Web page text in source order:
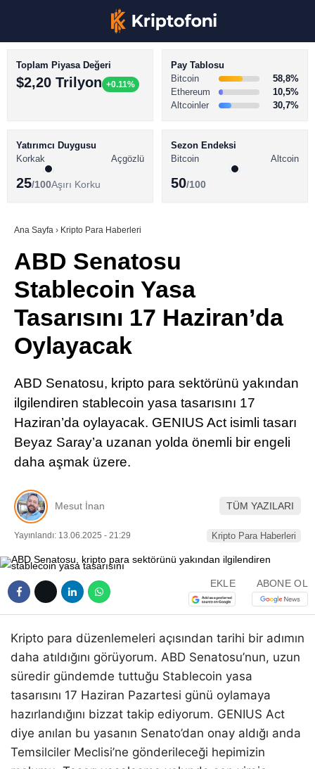
BİTCOİN HABERLERİ
ALTCOİN HABERLERİ
SÖZLÜK
Toplam Piyasa Değeri
$2,20 Trilyon +0.11%
Pay Tablosu
Bitcoin
58,8%
Ethereum
10,5%
Altcoinler
30,7%
Yatırımcı Duygusu
Korkak
Açgözlü
25/100Aşırı Korku
Sezon Endeksi
Bitcoin
Altcoin
50/100
Ana Sayfa › Kripto Para Haberleri
ABD Senatosu
Stablecoin Yasa
Tasarısını 17 Haziran’da
Oylayacak
ABD Senatosu, kripto para sektörünü yakından
ilgilendiren stablecoin yasa tasarısını 17
Haziran’da oylayacak. GENIUS Act isimli tasarı
Beyaz Saray’a uzanan yolda önemli bir engeli
daha aşmak üzere.
Mesut İnan TÜM YAZILARI
Yayınlandı: 13.06.2025 - 21:29 Kripto Para Haberleri
EKLE ABONE OL
Kripto para düzenlemeleri açısından tarihi bir adımın
daha atıldığını görüyorum. ABD Senatosu’nun, uzun
süredir gündemde tuttuğu Stablecoin yasa
tasarısını 17 Haziran Pazartesi günü oylamaya
hazırlandığını bizzat takip ediyorum. GENIUS Act
diye anılan bu yasanın Senato’dan onay aldığı anda
Temsilciler Meclisi’ne gönderileceği hepimizin